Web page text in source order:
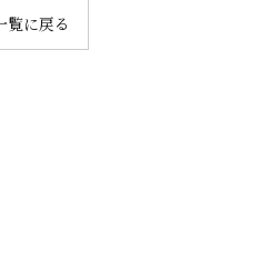
覧に戻る